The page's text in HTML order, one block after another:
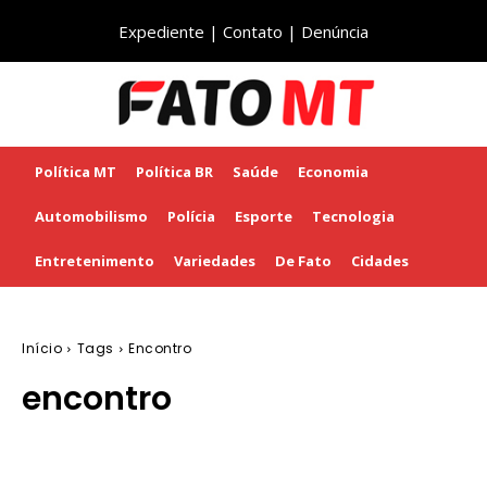
Expediente | Contato | Denúncia
Política MT Política BR Saúde Economia
Automobilismo Polícia Esporte Tecnologia
Entretenimento Variedades De Fato Cidades
Início Tags Encontro
encontro